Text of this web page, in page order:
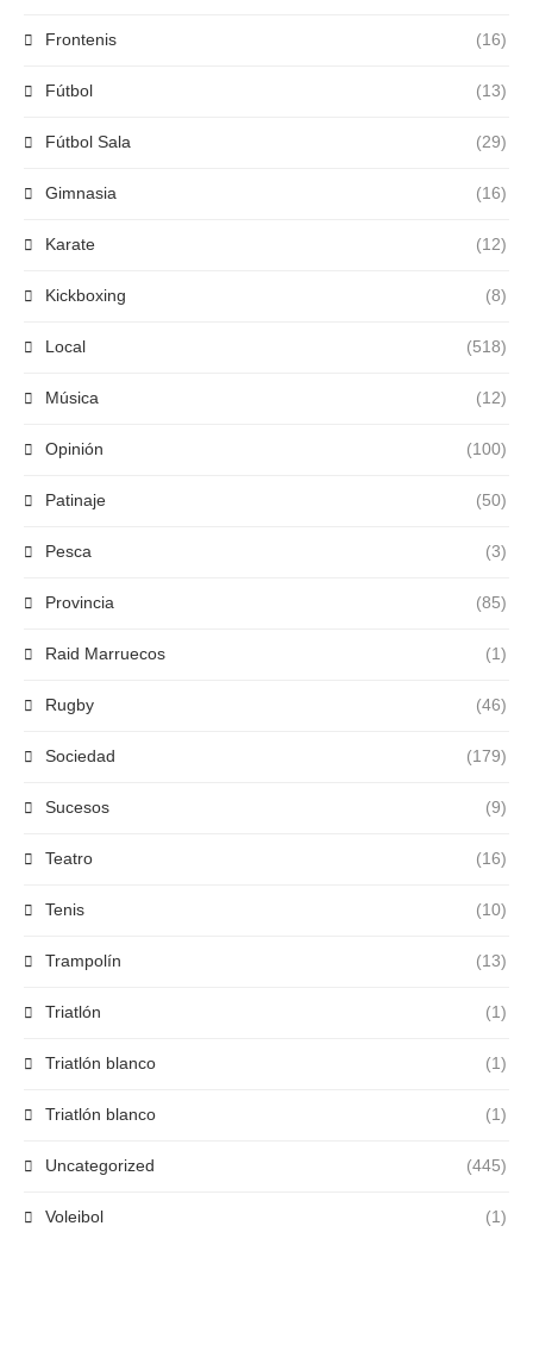
Frontenis (16)
Fútbol (13)
Fútbol Sala (29)
Gimnasia (16)
Karate (12)
Kickboxing (8)
Local (518)
Música (12)
Opinión (100)
Patinaje (50)
Pesca (3)
Provincia (85)
Raid Marruecos (1)
Rugby (46)
Sociedad (179)
Sucesos (9)
Teatro (16)
Tenis (10)
Trampolín (13)
Triatlón (1)
Triatlón blanco (1)
Triatlón blanco (1)
Uncategorized (445)
Voleibol (1)